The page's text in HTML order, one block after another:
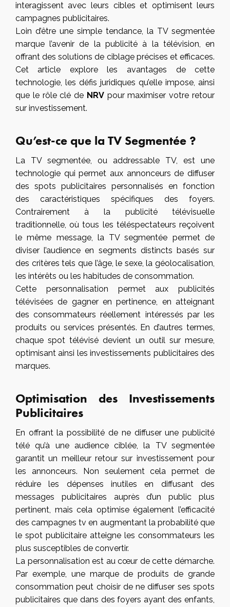
interagissent avec leurs cibles et optimisent leurs
campagnes publicitaires.
Loin d’être une simple tendance, la TV segmentée
marque l’avenir de la publicité à la télévision, en
offrant des solutions de ciblage précises et efficaces.
Cet article explore les avantages de cette
technologie, les défis juridiques qu’elle impose, ainsi
que le rôle clé de NRVpour maximiser votre retour
sur investissement.
Qu’est-ce que la TV Segmentée ?
La TV segmentée, ou addressable TV, est une
technologie qui permet aux annonceurs de diffuser
des spots publicitaires personnalisés en fonction
des caractéristiques spécifiques des foyers.
Contrairement à la publicité télévisuelle
traditionnelle, où tous les téléspectateurs reçoivent
le même message, la TV segmentée permet de
diviser l’audience en segments distincts basés sur
des critères tels que l’âge, le sexe, la géolocalisation,
les intérêts ou les habitudes de consommation.
Cette personnalisation permet aux publicités
télévisées de gagner en pertinence, en atteignant
des consommateurs réellement intéressés par les
produits ou services présentés. En d’autres termes,
chaque spot télévisé devient un outil sur mesure,
optimisant ainsi les investissements publicitaires des
marques.
Optimisation des Investissements
Publicitaires
En offrant la possibilité de ne diffuser une publicité
télé qu’à une audience ciblée, la TV segmentée
garantit un meilleur retour sur investissement pour
les annonceurs. Non seulement cela permet de
réduire les dépenses inutiles en diffusant des
messages publicitaires auprès d’un public plus
pertinent, mais cela optimise également l’efficacité
des campagnes tv en augmentant la probabilité que
le spot publicitaire atteigne les consommateurs les
plus susceptibles de convertir.
La personnalisation est au cœur de cette démarche.
Par exemple, une marque de produits de grande
consommation peut choisir de ne diffuser ses spots
publicitaires que dans des foyers ayant des enfants,